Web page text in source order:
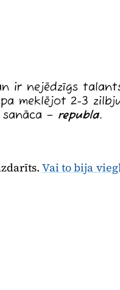
ir nejēdzīgs
meklējot 2-3
– republa.
Vai to bija